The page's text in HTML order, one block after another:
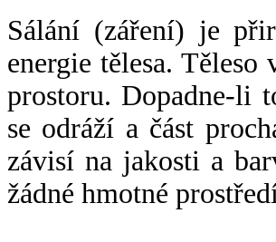
Sálání (záření) je
energie tělesa.
prostoru. Dopadne-li
se odráží a část
závisí na jakosti a
žádné hmotné